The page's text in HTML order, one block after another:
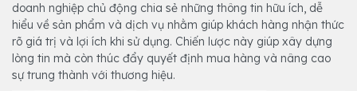
doanh nghiệp chủ động chia sẻ những thông tin hữu ích, dễ
hiểu về sản phẩm và dịch vụ nhằm giúp khách hàng nhận thức
rõ giá trị và lợi ích khi sử dụng. Chiến lược này giúp xây dựng
lòng tin mà còn thúc đẩy quyết định mua hàng và nâng cao
sự trung thành với thương hiệu.